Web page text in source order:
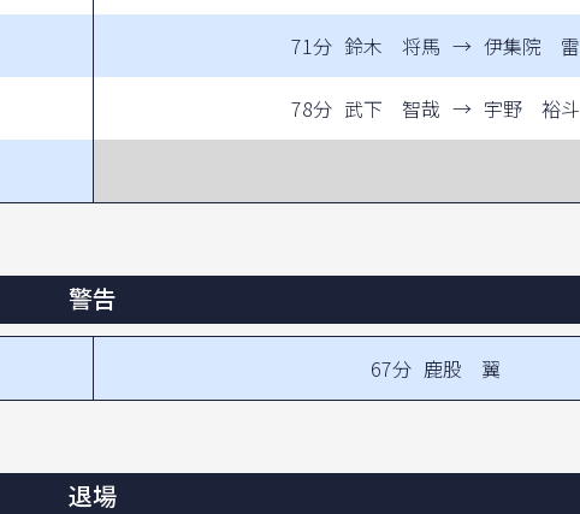
71分 鈴木 将馬 → 伊集院 雷
78分 武下 智哉 → 宇野 裕斗
警告
67分 鹿股 翼
退場